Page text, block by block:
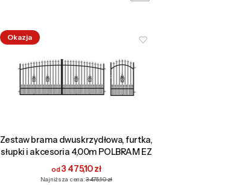
Okazja
Zestaw brama dwuskrzydłowa, furtka,
słupki i akcesoria 4,00m POLBRAM EZ
Cena promocyjna
3 475,10 zł
Najniższa cena:3 475,10 zł